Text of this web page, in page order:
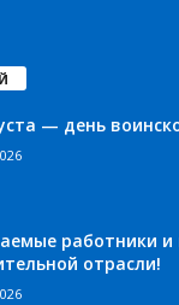
— день
работники и
отрасли!